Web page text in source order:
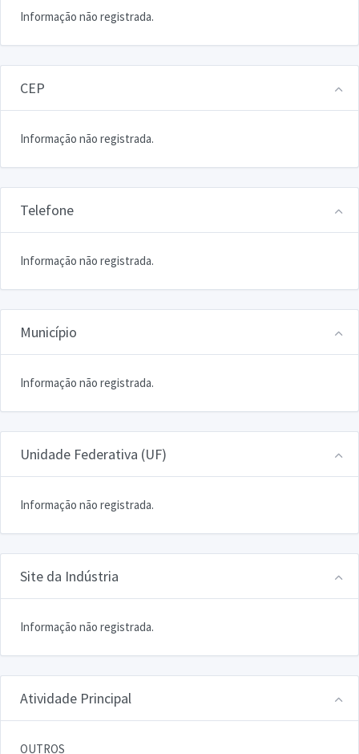
Informação não registrada.
CEP
Informação não registrada.
Telefone
Informação não registrada.
Município
Informação não registrada.
Unidade Federativa (UF)
Informação não registrada.
Site da Indústria
Informação não registrada.
Atividade Principal
OUTROS